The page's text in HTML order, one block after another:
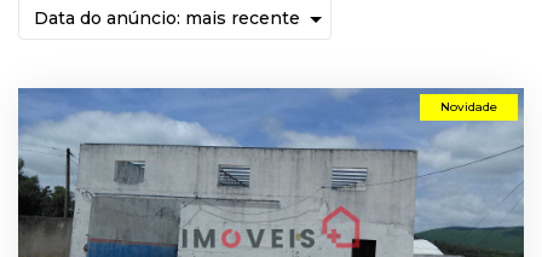
Novidade